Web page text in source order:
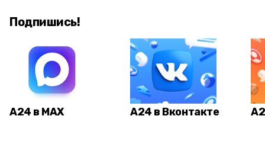
Подпишись!
А24 в MAX А24 в Вконтакте